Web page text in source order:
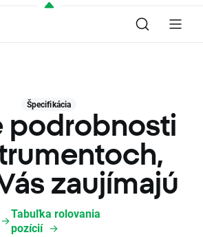
Špecifikácia
podrobnosti
zaujímajú
Tabuľka rolovania
pozícií